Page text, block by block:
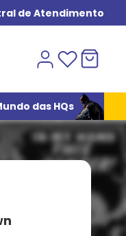
de Atendimento
das HQs